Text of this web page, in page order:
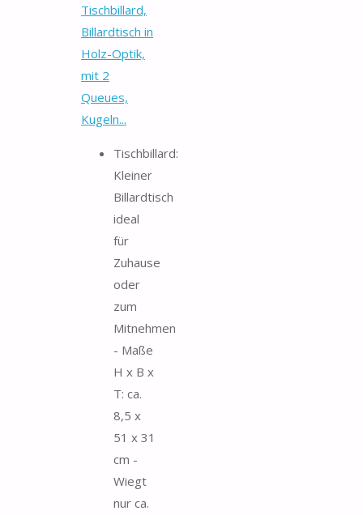
Tischbillard,
Billardtisch in
Holz-Optik,
mit 2
Queues,
Kugeln...
Tischbillard:
Kleiner
Billardtisch
ideal
für
Zuhause
oder
zum
Mitnehmen
- Maße
H x B x
T: ca.
8,5 x
51 x 31
cm -
Wiegt
nur ca.